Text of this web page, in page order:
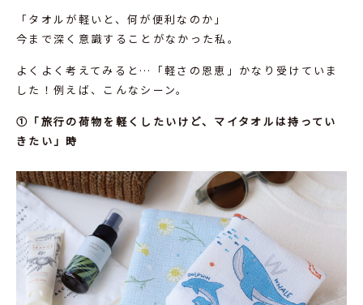
「タオルが軽いと、何が便利なのか」
今まで深く意識することがなかった私。
よくよく考えてみると…「軽さの恩恵」かなり受けていま
した！例えば、こんなシーン。
①「旅行の荷物を軽くしたいけど、マイタオルは持ってい
きたい」時